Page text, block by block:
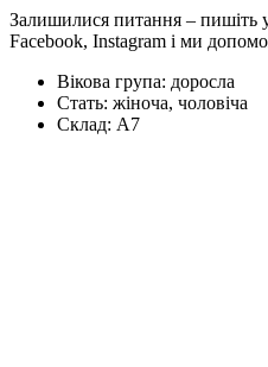
Залишилися питання – пишіть
Facebook, Instagram і ми
Вікова група: доросла
Стать: жіноча, чоловіча
Склад: А7